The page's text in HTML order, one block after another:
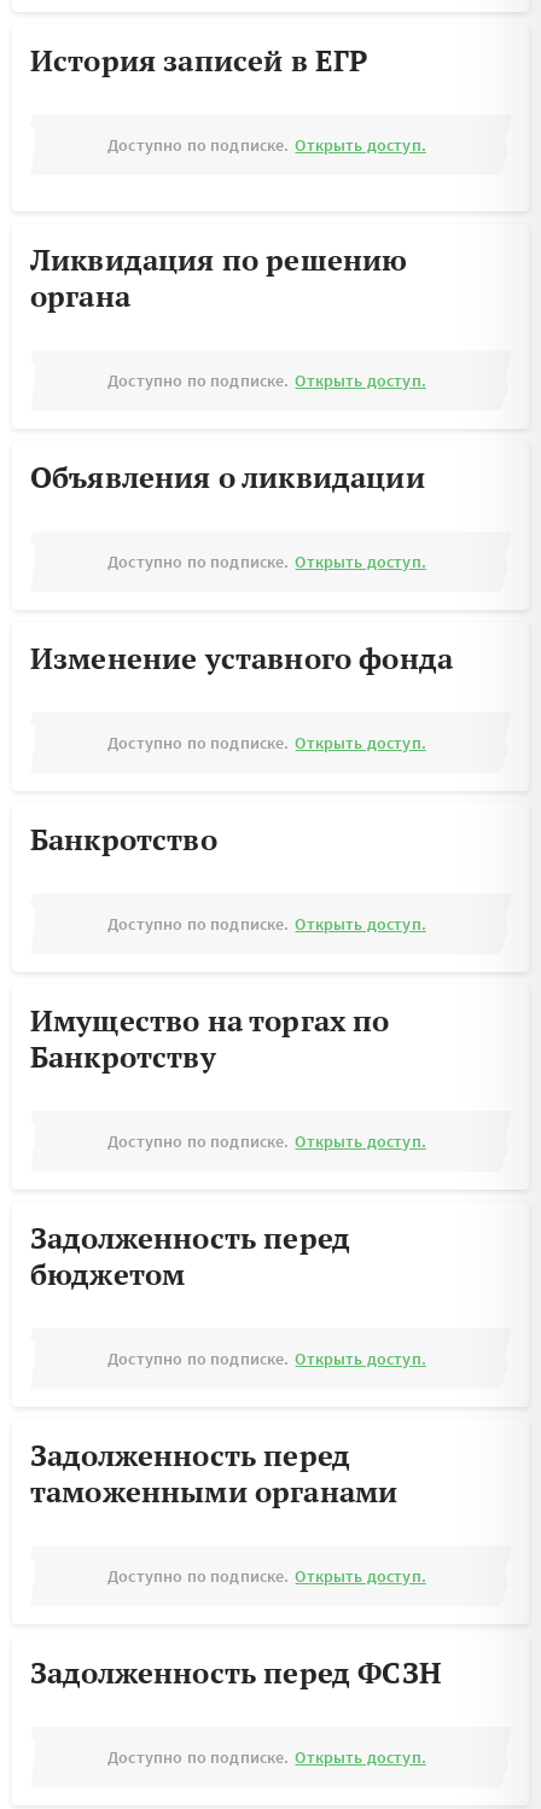
История записей в ЕГР
Доступно по подписке. Открыть доступ.
Ликвидация по решению
органа
Доступно по подписке. Открыть доступ.
Объявления о ликвидации
Доступно по подписке. Открыть доступ.
Изменение уставного фонда
Доступно по подписке. Открыть доступ.
Банкротство
Доступно по подписке. Открыть доступ.
Имущество на торгах по
Банкротству
Доступно по подписке. Открыть доступ.
Задолженность перед
бюджетом
Доступно по подписке. Открыть доступ.
Задолженность перед
таможенными органами
Доступно по подписке. Открыть доступ.
Задолженность перед ФСЗН
Доступно по подписке. Открыть доступ.